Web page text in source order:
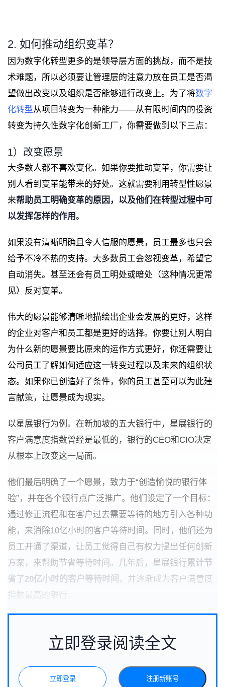
2. 如何推动组织变革？
因为数字化转型更多的是领导层方面的挑战，而不是技
术难题，所以必须要让管理层的注意力放在员工是否渴
望做出改变以及组织是否能够进行改变上。为了将数字
化转型从项目转变为一种能力——从有限时间内的投资
转变为持久性数字化创新工厂，你需要做到以下三点：
1）改变愿景
大多数人都不喜欢变化。如果你要推动变革，你需要让
别人看到变革能带来的好处。这就需要利用转型性愿景
来帮助员工明确变革的原因，以及他们在转型过程中可
以发挥怎样的作用。
如果没有清晰明确且令人信服的愿景，员工最多也只会
给予不冷不热的支持。大多数员工会忽视变革，希望它
自动消失。甚至还会有员工明处或暗处（这种情况更常
见）反对变革。
伟大的愿景能够清晰地描绘出企业会发展的更好，这样
的企业对客户和员工都是更好的选择。你要让别人明白
为什么新的愿景要比原来的运作方式更好，你还需要让
公司员工了解如何适应这一转变过程以及未来的组织状
态。如果你已创造好了条件，你的员工甚至可以为此建
言献策，让愿景成为现实。
以星展银行为例。在新加坡的五大银行中，星展银行的
客户满意度指数曾经是最低的，银行的CEO和CIO决定
从根本上改变这一局面。
他们最后明确了一个愿景，致力于“创造愉悦的银行体
验”，并在各个银行点广泛推广。他们设定了一个目标：
通过修正流程和在客户过去需要等待的地方引入各种功
能，来消除10亿小时的客户等待时间。同时，他们还为
员工开通了渠道，让员工觉得自己有权力提出任何创新
方案，来帮助节省等待时间。几年后，星展银行累计节
省了20亿小时的客户等待时间 ，并逐渐成为客户满意度
指数最高的银行。
立即登录阅读全文
立即登录 注册新账号